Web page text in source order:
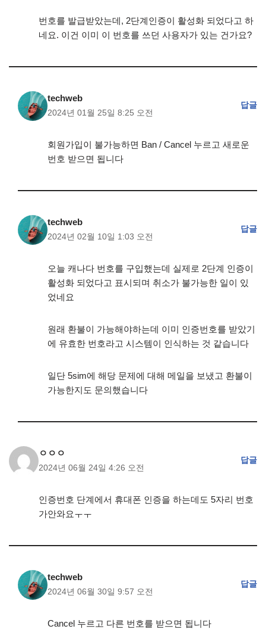
번호를 발급받았는데, 2단계인증이 활성화 되었다고 하
네요. 이건 이미 이 번호를 쓰던 사용자가 있는 건가요?
techweb
2024년 01월 25일 8:25 오전
답글
회원가입이 불가능하면 Ban / Cancel 누르고 새로운
번호 받으면 됩니다
techweb
2024년 02월 10일 1:03 오전
답글
오늘 캐나다 번호를 구입했는데 실제로 2단계 인증이
활성화 되었다고 표시되며 취소가 불가능한 일이 있
었네요
원래 환불이 가능해야하는데 이미 인증번호를 받았기
에 유효한 번호라고 시스템이 인식하는 것 같습니다
일단 5sim에 해당 문제에 대해 메일을 보냈고 환불이
가능한지도 문의했습니다
ㅇㅇㅇ
2024년 06월 24일 4:26 오전
답글
인증번호 단계에서 휴대폰 인증을 하는데도 5자리 번호
가안와요ㅜㅜ
techweb
2024년 06월 30일 9:57 오전
답글
Cancel 누르고 다른 번호를 받으면 됩니다